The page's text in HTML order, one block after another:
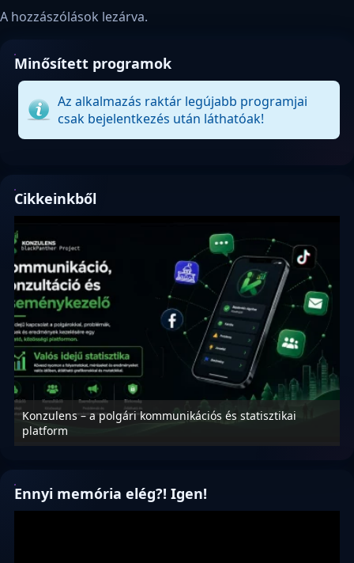
A hozzászólások lezárva.
Minősített programok
Az alkalmazás raktár legújabb programjai
csak bejelentkezés után láthatóak!
Cikkeinkből
Konzulens – a polgári kommunikációs és statisztikai
platform
Ennyi memória elég?! Igen!